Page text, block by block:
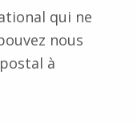
qui ne
nous
à